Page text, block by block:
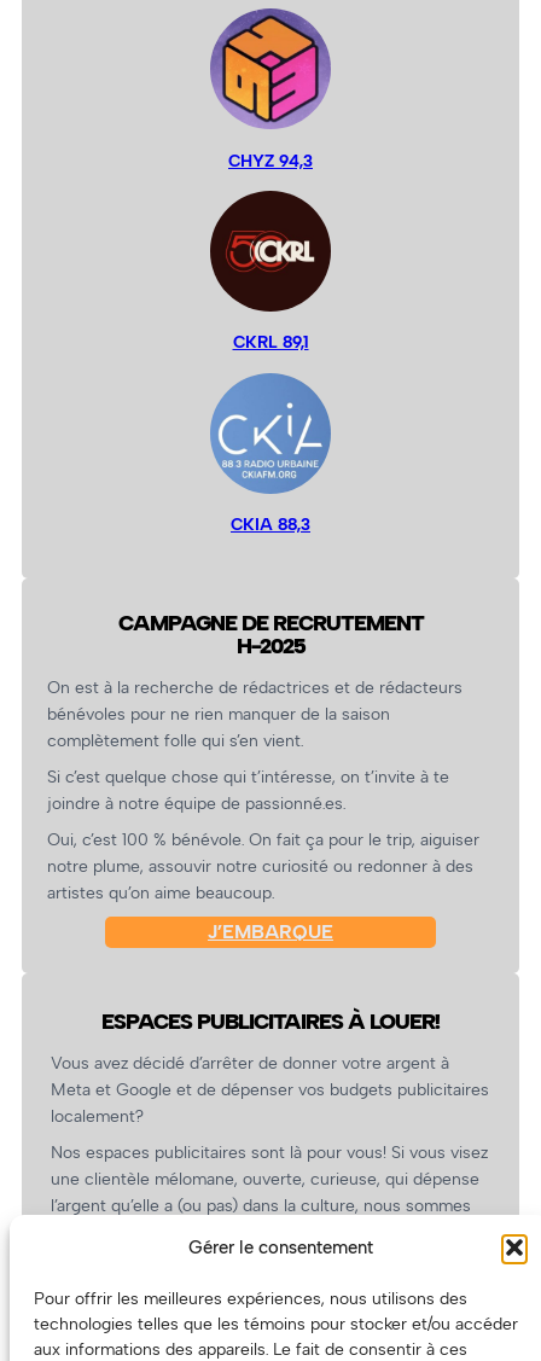
Gérer le consentement
Pour offrir les meilleures expériences, nous utilisons des
technologies telles que les témoins pour stocker et/ou accéder
aux informations des appareils. Le fait de consentir à ces
CHYZ 94,3
CKRL 89,1
CKIA 88,3
CAMPAGNE DE RECRUTEMENT
H-2025
On est à la recherche de rédactrices et de rédacteurs
bénévoles pour ne rien manquer de la saison
complètement folle qui s’en vient.
Si c’est quelque chose qui t’intéresse, on t’invite à te
joindre à notre équipe de passionné.es.
Oui, c’est 100 % bénévole. On fait ça pour le trip, aiguiser
notre plume, assouvir notre curiosité ou redonner à des
artistes qu’on aime beaucoup.
J’EMBARQUE
ESPACES PUBLICITAIRES À LOUER!
Vous avez décidé d’arrêter de donner votre argent à
Meta et Google et de dépenser vos budgets publicitaires
localement?
Nos espaces publicitaires sont là pour vous! Si vous visez
une clientèle mélomane, ouverte, curieuse, qui dépense
l’argent qu’elle a (ou pas) dans la culture, nous sommes
revient.
(Oui, on va avoir des tarifs spéciaux pour vous, les